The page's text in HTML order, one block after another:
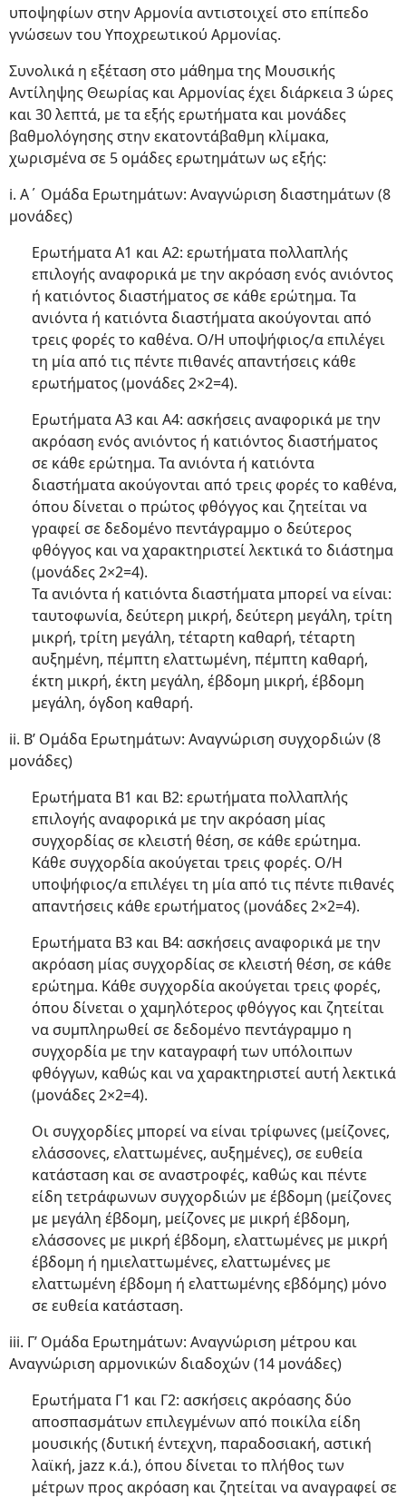
υποψηφίων στην Αρμονία αντιστοιχεί στο επίπεδο
γνώσεων του Υποχρεωτικού Αρμονίας.
Συνολικά η εξέταση στο μάθημα της Μουσικής
Αντίληψης Θεωρίας και Αρμονίας έχει διάρκεια 3 ώρες
και 30 λεπτά, με τα εξής ερωτήματα και μονάδες
βαθμολόγησης στην εκατοντάβαθμη κλίμακα,
χωρισμένα σε 5 ομάδες ερωτημάτων ως εξής:
i. Α΄ Ομάδα Ερωτημάτων: Αναγνώριση διαστημάτων (8
μονάδες)
Ερωτήματα Α1 και Α2: ερωτήματα πολλαπλής
επιλογής αναφορικά με την ακρόαση ενός ανιόντος
ή κατιόντος διαστήματος σε κάθε ερώτημα. Τα
ανιόντα ή κατιόντα διαστήματα ακούγονται από
τρεις φορές το καθένα. Ο/Η υποψήφιος/α επιλέγει
τη μία από τις πέντε πιθανές απαντήσεις κάθε
ερωτήματος (μονάδες 2×2=4).
Ερωτήματα Α3 και Α4: ασκήσεις αναφορικά με την
ακρόαση ενός ανιόντος ή κατιόντος διαστήματος
σε κάθε ερώτημα. Τα ανιόντα ή κατιόντα
διαστήματα ακούγονται από τρεις φορές το καθένα,
όπου δίνεται ο πρώτος φθόγγος και ζητείται να
γραφεί σε δεδομένο πεντάγραμμο ο δεύτερος
φθόγγος και να χαρακτηριστεί λεκτικά το διάστημα
(μονάδες 2×2=4).
Τα ανιόντα ή κατιόντα διαστήματα μπορεί να είναι:
ταυτοφωνία, δεύτερη μικρή, δεύτερη μεγάλη, τρίτη
μικρή, τρίτη μεγάλη, τέταρτη καθαρή, τέταρτη
αυξημένη, πέμπτη ελαττωμένη, πέμπτη καθαρή,
έκτη μικρή, έκτη μεγάλη, έβδομη μικρή, έβδομη
μεγάλη, όγδοη καθαρή.
ii. Β’ Ομάδα Ερωτημάτων: Αναγνώριση συγχορδιών (8
μονάδες)
Ερωτήματα Β1 και Β2: ερωτήματα πολλαπλής
επιλογής αναφορικά με την ακρόαση μίας
συγχορδίας σε κλειστή θέση, σε κάθε ερώτημα.
Κάθε συγχορδία ακούγεται τρεις φορές. Ο/Η
υποψήφιος/α επιλέγει τη μία από τις πέντε πιθανές
απαντήσεις κάθε ερωτήματος (μονάδες 2×2=4).
Ερωτήματα Β3 και Β4: ασκήσεις αναφορικά με την
ακρόαση μίας συγχορδίας σε κλειστή θέση, σε κάθε
ερώτημα. Κάθε συγχορδία ακούγεται τρεις φορές,
όπου δίνεται ο χαμηλότερος φθόγγος και ζητείται
να συμπληρωθεί σε δεδομένο πεντάγραμμο η
συγχορδία με την καταγραφή των υπόλοιπων
φθόγγων, καθώς και να χαρακτηριστεί αυτή λεκτικά
(μονάδες 2×2=4).
Οι συγχορδίες μπορεί να είναι τρίφωνες (μείζονες,
ελάσσονες, ελαττωμένες, αυξημένες), σε ευθεία
κατάσταση και σε αναστροφές, καθώς και πέντε
είδη τετράφωνων συγχορδιών με έβδομη (μείζονες
με μεγάλη έβδομη, μείζονες με μικρή έβδομη,
ελάσσονες με μικρή έβδομη, ελαττωμένες με μικρή
έβδομη ή ημιελαττωμένες, ελαττωμένες με
ελαττωμένη έβδομη ή ελαττωμένης εβδόμης) μόνο
σε ευθεία κατάσταση.
iii. Γ’ Ομάδα Ερωτημάτων: Αναγνώριση μέτρου και
Αναγνώριση αρμονικών διαδοχών (14 μονάδες)
Ερωτήματα Γ1 και Γ2: ασκήσεις ακρόασης δύο
αποσπασμάτων επιλεγμένων από ποικίλα είδη
μουσικής (δυτική έντεχνη, παραδοσιακή, αστική
λαϊκή, jazz κ.ά.), όπου δίνεται το πλήθος των
μέτρων προς ακρόαση και ζητείται να αναγραφεί σε